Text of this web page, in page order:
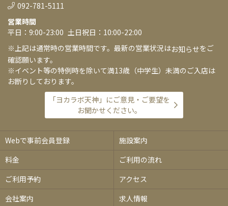
092-781-5111
営業時間
平日：9:00-23:00 土日祝日：10:00-22:00
※上記は通常時の営業時間です。最新の営業状況はお知らせをご
確認願います。
※イベント等の特例時を除いて満13歳（中学生）未満のご入店は
お断りしております。
「ヨカラボ天神」にご意見・ご要望を
お聞かせください。
Webで事前会員登録
施設案内
料金
ご利用の流れ
ご利用予約
アクセス
会社案内
求人情報